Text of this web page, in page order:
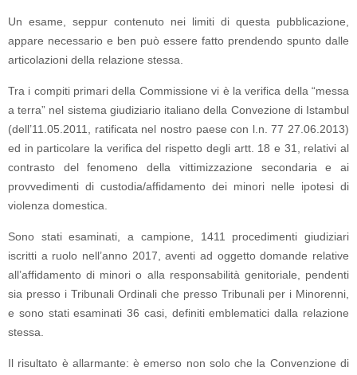
Un esame, seppur contenuto nei limiti di questa pubblicazione,
appare necessario e ben può essere fatto prendendo spunto dalle
articolazioni della relazione stessa.
Tra i compiti primari della Commissione vi è la verifica della “messa
a terra” nel sistema giudiziario italiano della Convezione di Istambul
(dell’11.05.2011, ratificata nel nostro paese con l.n. 77 27.06.2013)
ed in particolare la verifica del rispetto degli artt. 18 e 31, relativi al
contrasto del fenomeno della vittimizzazione secondaria e ai
provvedimenti di custodia/affidamento dei minori nelle ipotesi di
violenza domestica.
Sono stati esaminati, a campione, 1411 procedimenti giudiziari
iscritti a ruolo nell’anno 2017, aventi ad oggetto domande relative
all’affidamento di minori o alla responsabilità genitoriale, pendenti
sia presso i Tribunali Ordinali che presso Tribunali per i Minorenni,
e sono stati esaminati 36 casi, definiti emblematici dalla relazione
stessa.
Il risultato è allarmante: è emerso non solo che la Convenzione di